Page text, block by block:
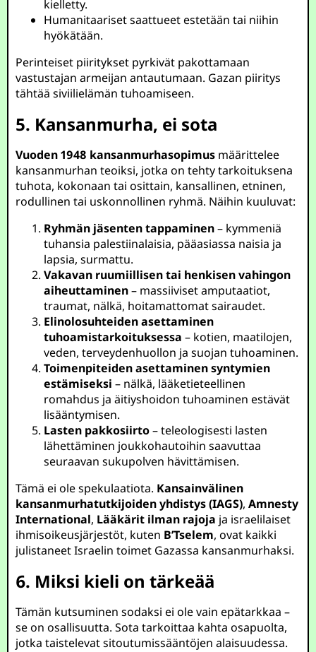
kielletty.
Humanitaariset saattueet estetään tai niihin
hyökätään.
Perinteiset piiritykset pyrkivät pakottamaan
vastustajan armeijan antautumaan. Gazan piiritys
tähtää siviilielämän tuhoamiseen.
5. Kansanmurha, ei sota
Vuoden 1948 kansanmurhasopimus määrittelee
kansanmurhan teoiksi, jotka on tehty tarkoituksena
tuhota, kokonaan tai osittain, kansallinen, etninen,
rodullinen tai uskonnollinen ryhmä. Näihin kuuluvat:
Ryhmän jäsenten tappaminen– kymmeniä
tuhansia palestiinalaisia, pääasiassa naisia ja
lapsia, surmattu.
Vakavan ruumiillisen tai henkisen vahingon
aiheuttaminen– massiiviset amputaatiot,
traumat, nälkä, hoitamattomat sairaudet.
Elinolosuhteiden asettaminen
tuhoamistarkoituksessa – kotien, maatilojen,
veden, terveydenhuollon ja suojan tuhoaminen.
Toimenpiteiden asettaminen syntymien
estämiseksi – nälkä, lääketieteellinen
romahdus ja äitiyshoidon tuhoaminen estävät
lisääntymisen.
Lasten pakkosiirto– teleologisesti lasten
lähettäminen joukkohautoihin saavuttaa
seuraavan sukupolven hävittämisen.
Tämä ei ole spekulaatiota. Kansainvälinen
kansanmurhatutkijoiden yhdistys (IAGS),Amnesty
International, Lääkärit ilman rajoja ja israelilaiset
ihmisoikeusjärjestöt, kuten B’Tselem, ovat kaikki
julistaneet Israelin toimet Gazassa kansanmurhaksi.
6. Miksi kieli on tärkeää
Tämän kutsuminen sodaksi ei ole vain epätarkkaa –
se on osallisuutta. Sota tarkoittaa kahta osapuolta,
jotka taistelevat sitoutumissääntöjen alaisuudessa.